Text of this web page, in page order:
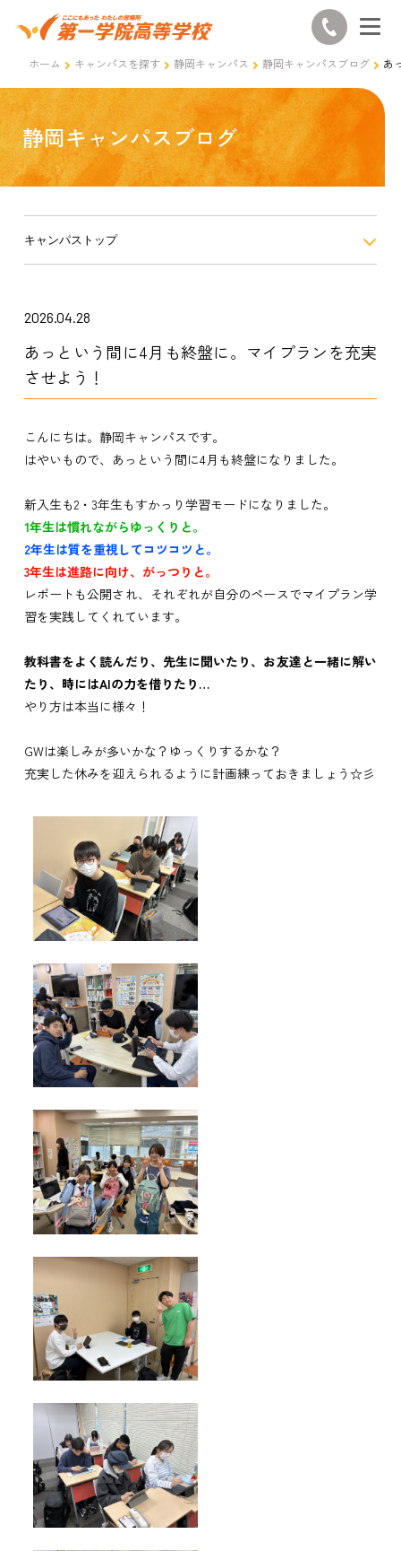
ホーム キャンパスを探す 静岡キャンパス 静岡キャンパスブログ あ
静岡キャンパスブログ
キャンパストップ
2026.04.28
あっという間に4月も終盤に。マイプランを充実
させよう！
こんにちは。静岡キャンパスです。
はやいもので、あっという間に4月も終盤になりました。
新入生も2・3年生もすかっり学習モードになりました。
1年生は慣れながらゆっくりと。
2年生は質を重視してコツコツと。
3年生は進路に向け、がっつりと。
レポートも公開され、それぞれが自分のペースでマイプラン学
習を実践してくれています。
教科書をよく読んだり、先生に聞いたり、お友達と一緒に解い
たり、時にはAIの力を借りたり…
やり方は本当に様々！
GWは楽しみが多いかな？ゆっくりするかな？
充実した休みを迎えられるように計画練っておきましょう☆彡